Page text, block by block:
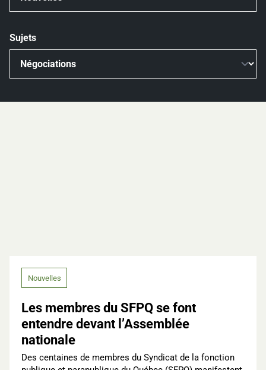
Sujets
Nouvelles
Les membres du SFPQ se font
entendre devant l’Assemblée
nationale
Des centaines de membres du Syndicat de la fonction